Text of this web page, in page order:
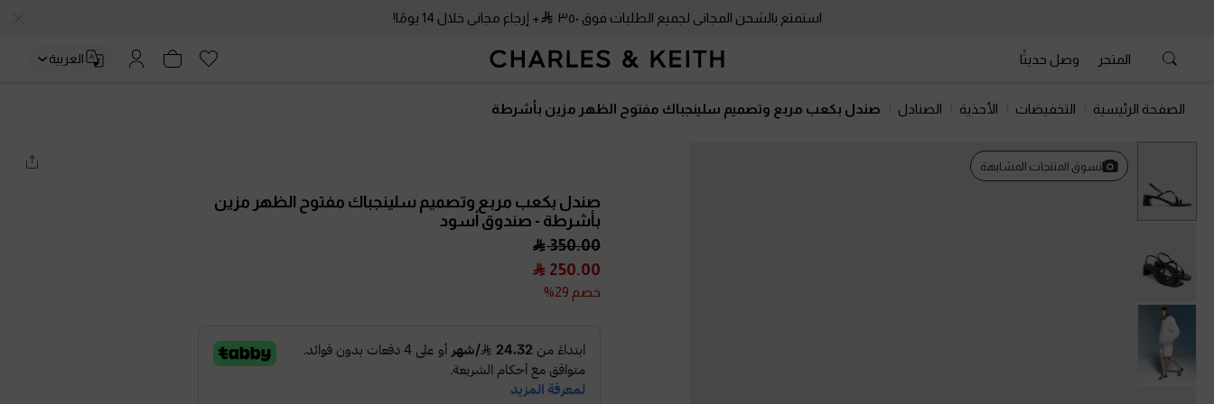
استمتع بالشحن المجاني لجميع الطلبات فوق ٣٥٠ + إرجاع مجاني خلال 14 يومًا!
المتجر وصل حديثًا العربية
الصفحة الرئيسية التخفيضات الأحذية الصنادل صندل بكعب مربع وتصميم سلينجباك مفتوح الظهر مزين بأشرطة
تسوق المنتجات المشابهة
صندل بكعب مربع وتصميم سلينجباك مفتوح الظهر مزين
بأشرطة - صندوق أسود
350.00
250.00
خصم 29%